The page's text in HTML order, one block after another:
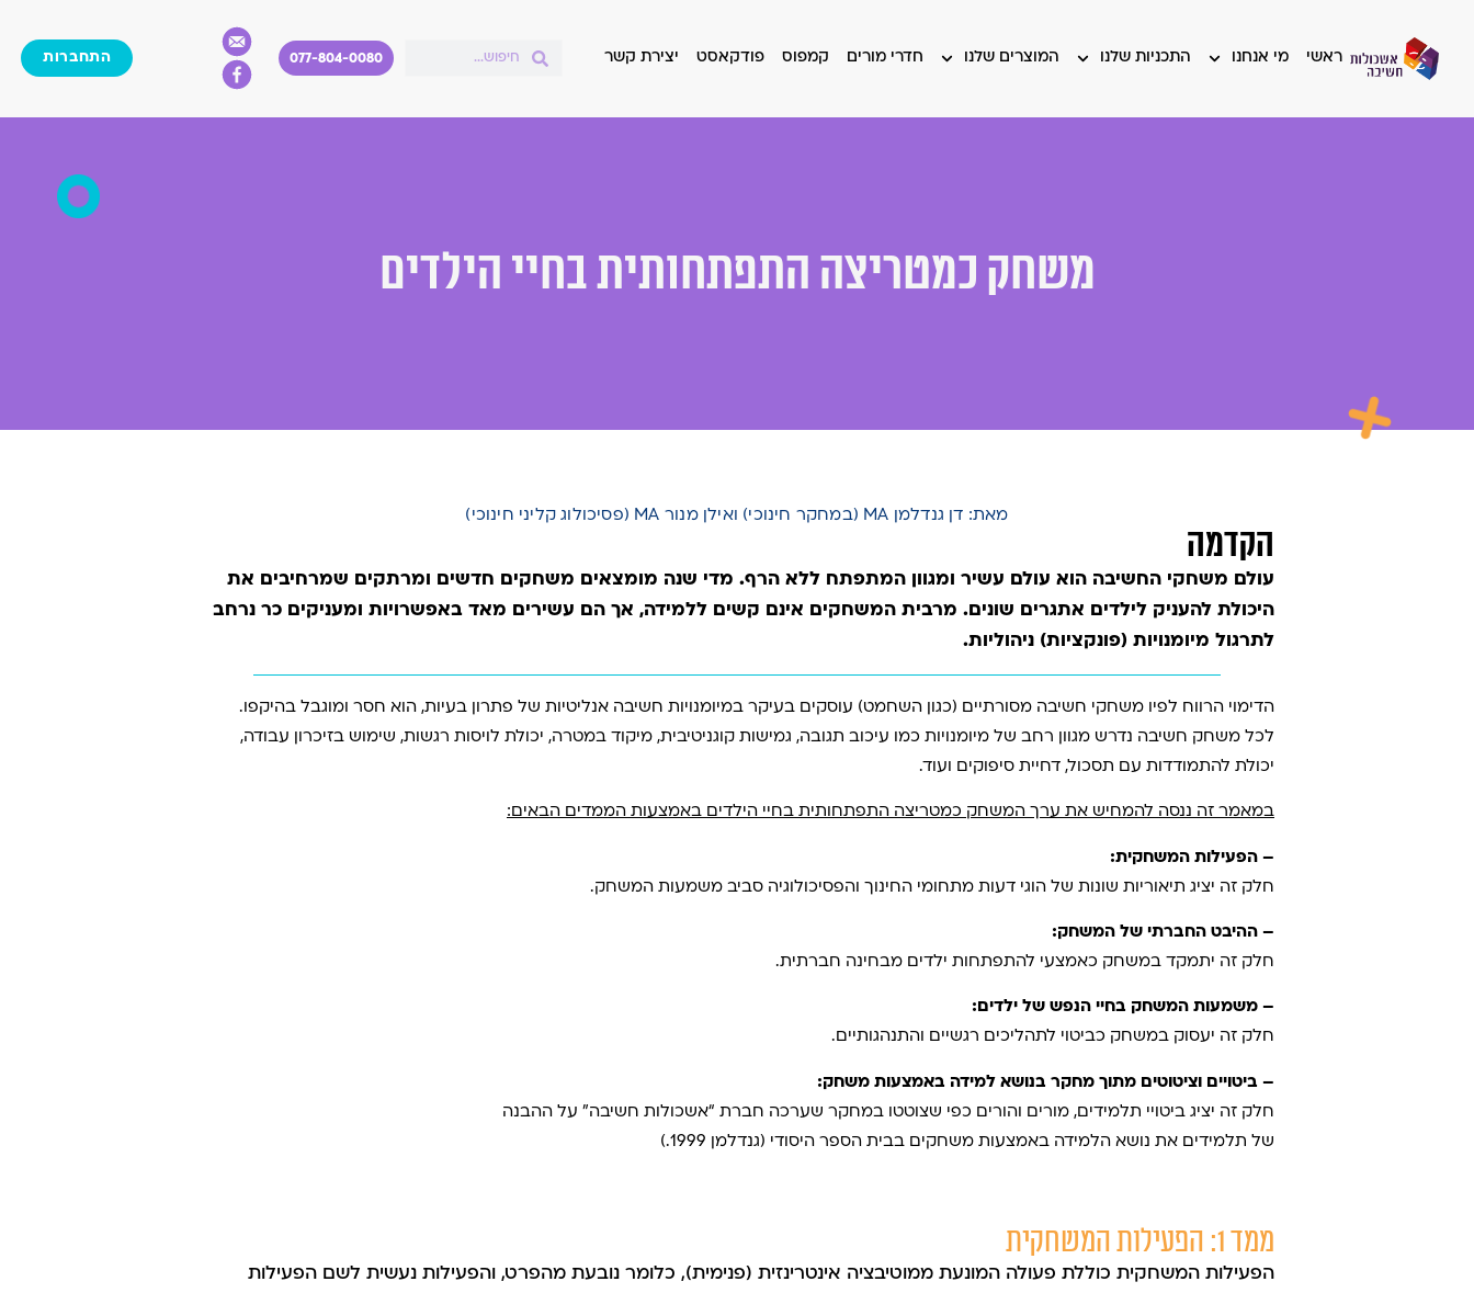
ראשי מי אנחנו התכניות שלנו המוצרים שלנו חדרי מורים קמפוס פודקאסט יצירת קשר 077-804-0080 התחברות
משחק כמטריצה התפתחותית בחיי הילדים
מאת: דן גנדלמן MA (במחקר חינוכי) ואילן מנור MA (פסיכולוג קליני חינוכי)
הקדמה
עולם משחקי החשיבה הוא עולם עשיר ומגוון המתפתח ללא הרף. מדי שנה מומצאים משחקים חדשים ומרתקים שמרחיבים את
היכולת להעניק לילדים אתגרים שונים. מרבית המשחקים אינם קשים ללמידה, אך הם עשירים מאד באפשרויות ומעניקים כר נרחב
לתרגול מיומנויות (פונקציות) ניהוליות.
הדימוי הרווח לפיו משחקי חשיבה מסורתיים (כגון השחמט) עוסקים בעיקר במיומנויות חשיבה אנליטיות של פתרון בעיות, הוא חסר ומוגבל בהיקפו.
לכל משחק חשיבה נדרש מגוון רחב של מיומנויות כמו עיכוב תגובה, גמישות קוגניטיבית, מיקוד במטרה, יכולת לויסות רגשות, שימוש בזיכרון עבודה,
יכולת להתמודדות עם תסכול, דחיית סיפוקים ועוד.
במאמר זה ננסה להמחיש את ערך המשחק כמטריצה התפתחותית בחיי הילדים באמצעות הממדים הבאים:
– הפעילות המשחקית:
חלק זה יציג תיאוריות שונות של הוגי דעות מתחומי החינוך והפסיכולוגיה סביב משמעות המשחק.
– ההיבט החברתי של המשחק:
חלק זה יתמקד במשחק כאמצעי להתפתחות ילדים מבחינה חברתית.
– משמעות המשחק בחיי הנפש של ילדים:
חלק זה יעסוק במשחק כביטוי לתהליכים רגשיים והתנהגותיים.
– ביטויים וציטוטים מתוך מחקר בנושא למידה באמצעות משחק:
חלק זה יציג ביטויי תלמידים, מורים והורים כפי שצוטטו במחקר שערכה חברת “אשכולות חשיבה” על ההבנה
של תלמידים את נושא הלמידה באמצעות משחקים בבית הספר היסודי (גנדלמן 1999.)
ממד 1: הפעילות המשחקית
הפעילות המשחקית כוללת פעולה המונעת ממוטיבציה אינטרינזית (פנימית), כלומר נובעת מהפרט, והפעילות נעשית לשם הפעילות